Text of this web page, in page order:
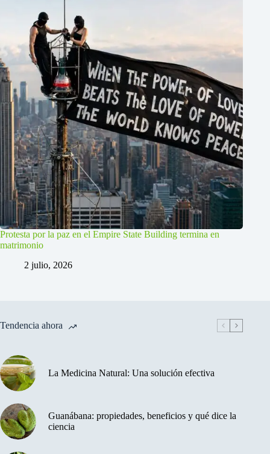
Protesta por la paz en el Empire State Building termina en
matrimonio
2 julio, 2026
Tendencia ahora
La Medicina Natural: Una solución efectiva
Guanábana: propiedades, beneficios y qué dice la
ciencia